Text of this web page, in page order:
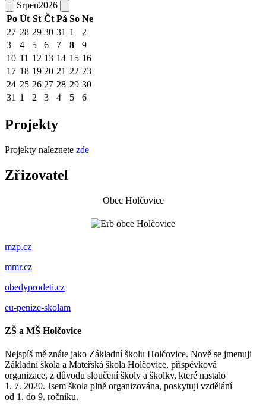
Srpen2026
Po Út St Čt Pá So Ne
27 28 29 30 31 1
2
3
4 5 6 7 8
9
10 11 12 13 14 15 16
17 18 19 20 21 22 23
24 25 26 27 28 29 30
31 1 2 3 4 5 6
Projekty
Projekty naleznete zde
Zřizovatel
Obec Holčovice
mzp.cz
mmr.cz
obedyprodeti.cz
eu-penize-skolam
ZŠ a MŠ Holčovice
Nejspíš mě znáte jako Základní školu Holčovice. Nově se jmenuji
Základní škola a Mateřská škola Holčovice, příspěvková
organizace, z důvodu sloučení školy a školky, které nastalo
1. 7. 2020. Jsem škola plně organizována, poskytuji vzdělání
od 1. do 9. ročníku.